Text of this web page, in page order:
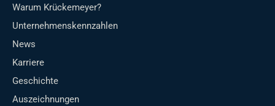
Warum Krückemeyer?
Unternehmenskennzahlen
News
Karriere
Geschichte
Auszeichnungen